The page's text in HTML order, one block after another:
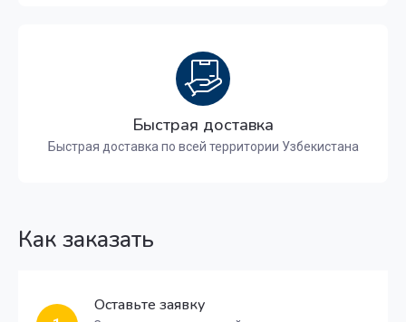
Быстрая доставка
Быстрая доставка по всей территории Узбекистана
Как заказать
Оставьте заявку